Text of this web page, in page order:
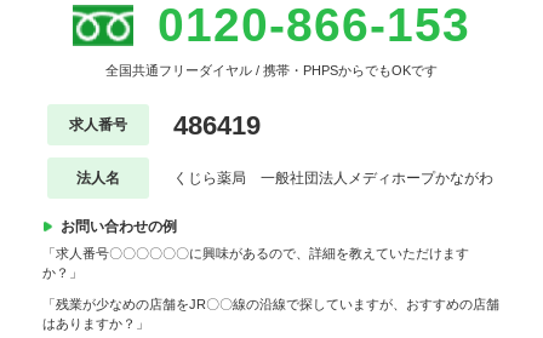
0120-866-153
全国共通フリーダイヤル / 携帯・PHPSからでもOKです
求人番号 486419
法人名 くじら薬局 一般社団法人メディホープかながわ
お問い合わせの例
「求人番号〇〇〇〇〇〇に興味があるので、詳細を教えていただけます
か？」
「残業が少なめの店舗をJR〇〇線の沿線で探していますが、おすすめの店舗
はありますか？」